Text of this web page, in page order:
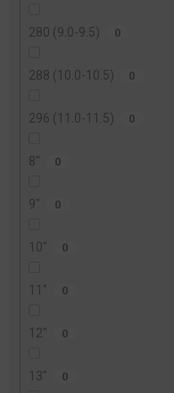
280 (9.0-9.5) 0
288 (10.0-10.5) 0
296 (11.0-11.5) 0
8" 0
9" 0
10" 0
11" 0
12" 0
13" 0